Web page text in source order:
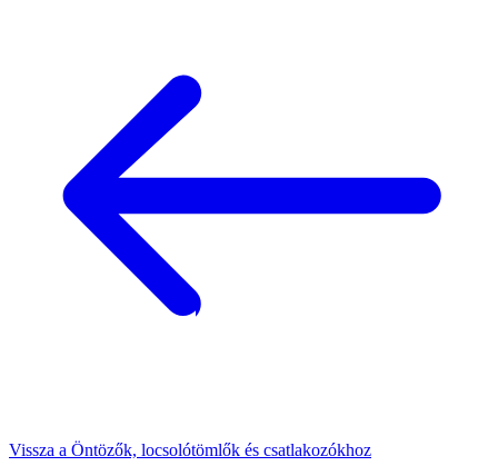
Vissza a Öntözők, locsolótömlők és csatlakozókhoz